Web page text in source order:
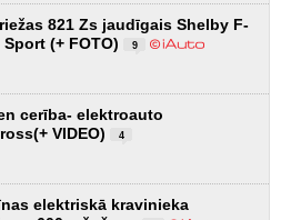
821 Zs jaudīgais Shelby F-
(+ FOTO)
9
cerība- elektroauto
VIDEO)
4
elektriskā kravinieka